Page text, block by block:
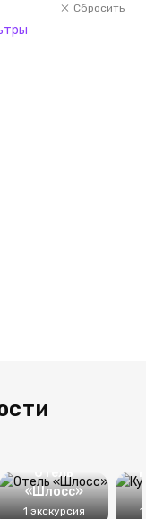
Сбросить
Отель
«Шлосс»
1 экскурсия